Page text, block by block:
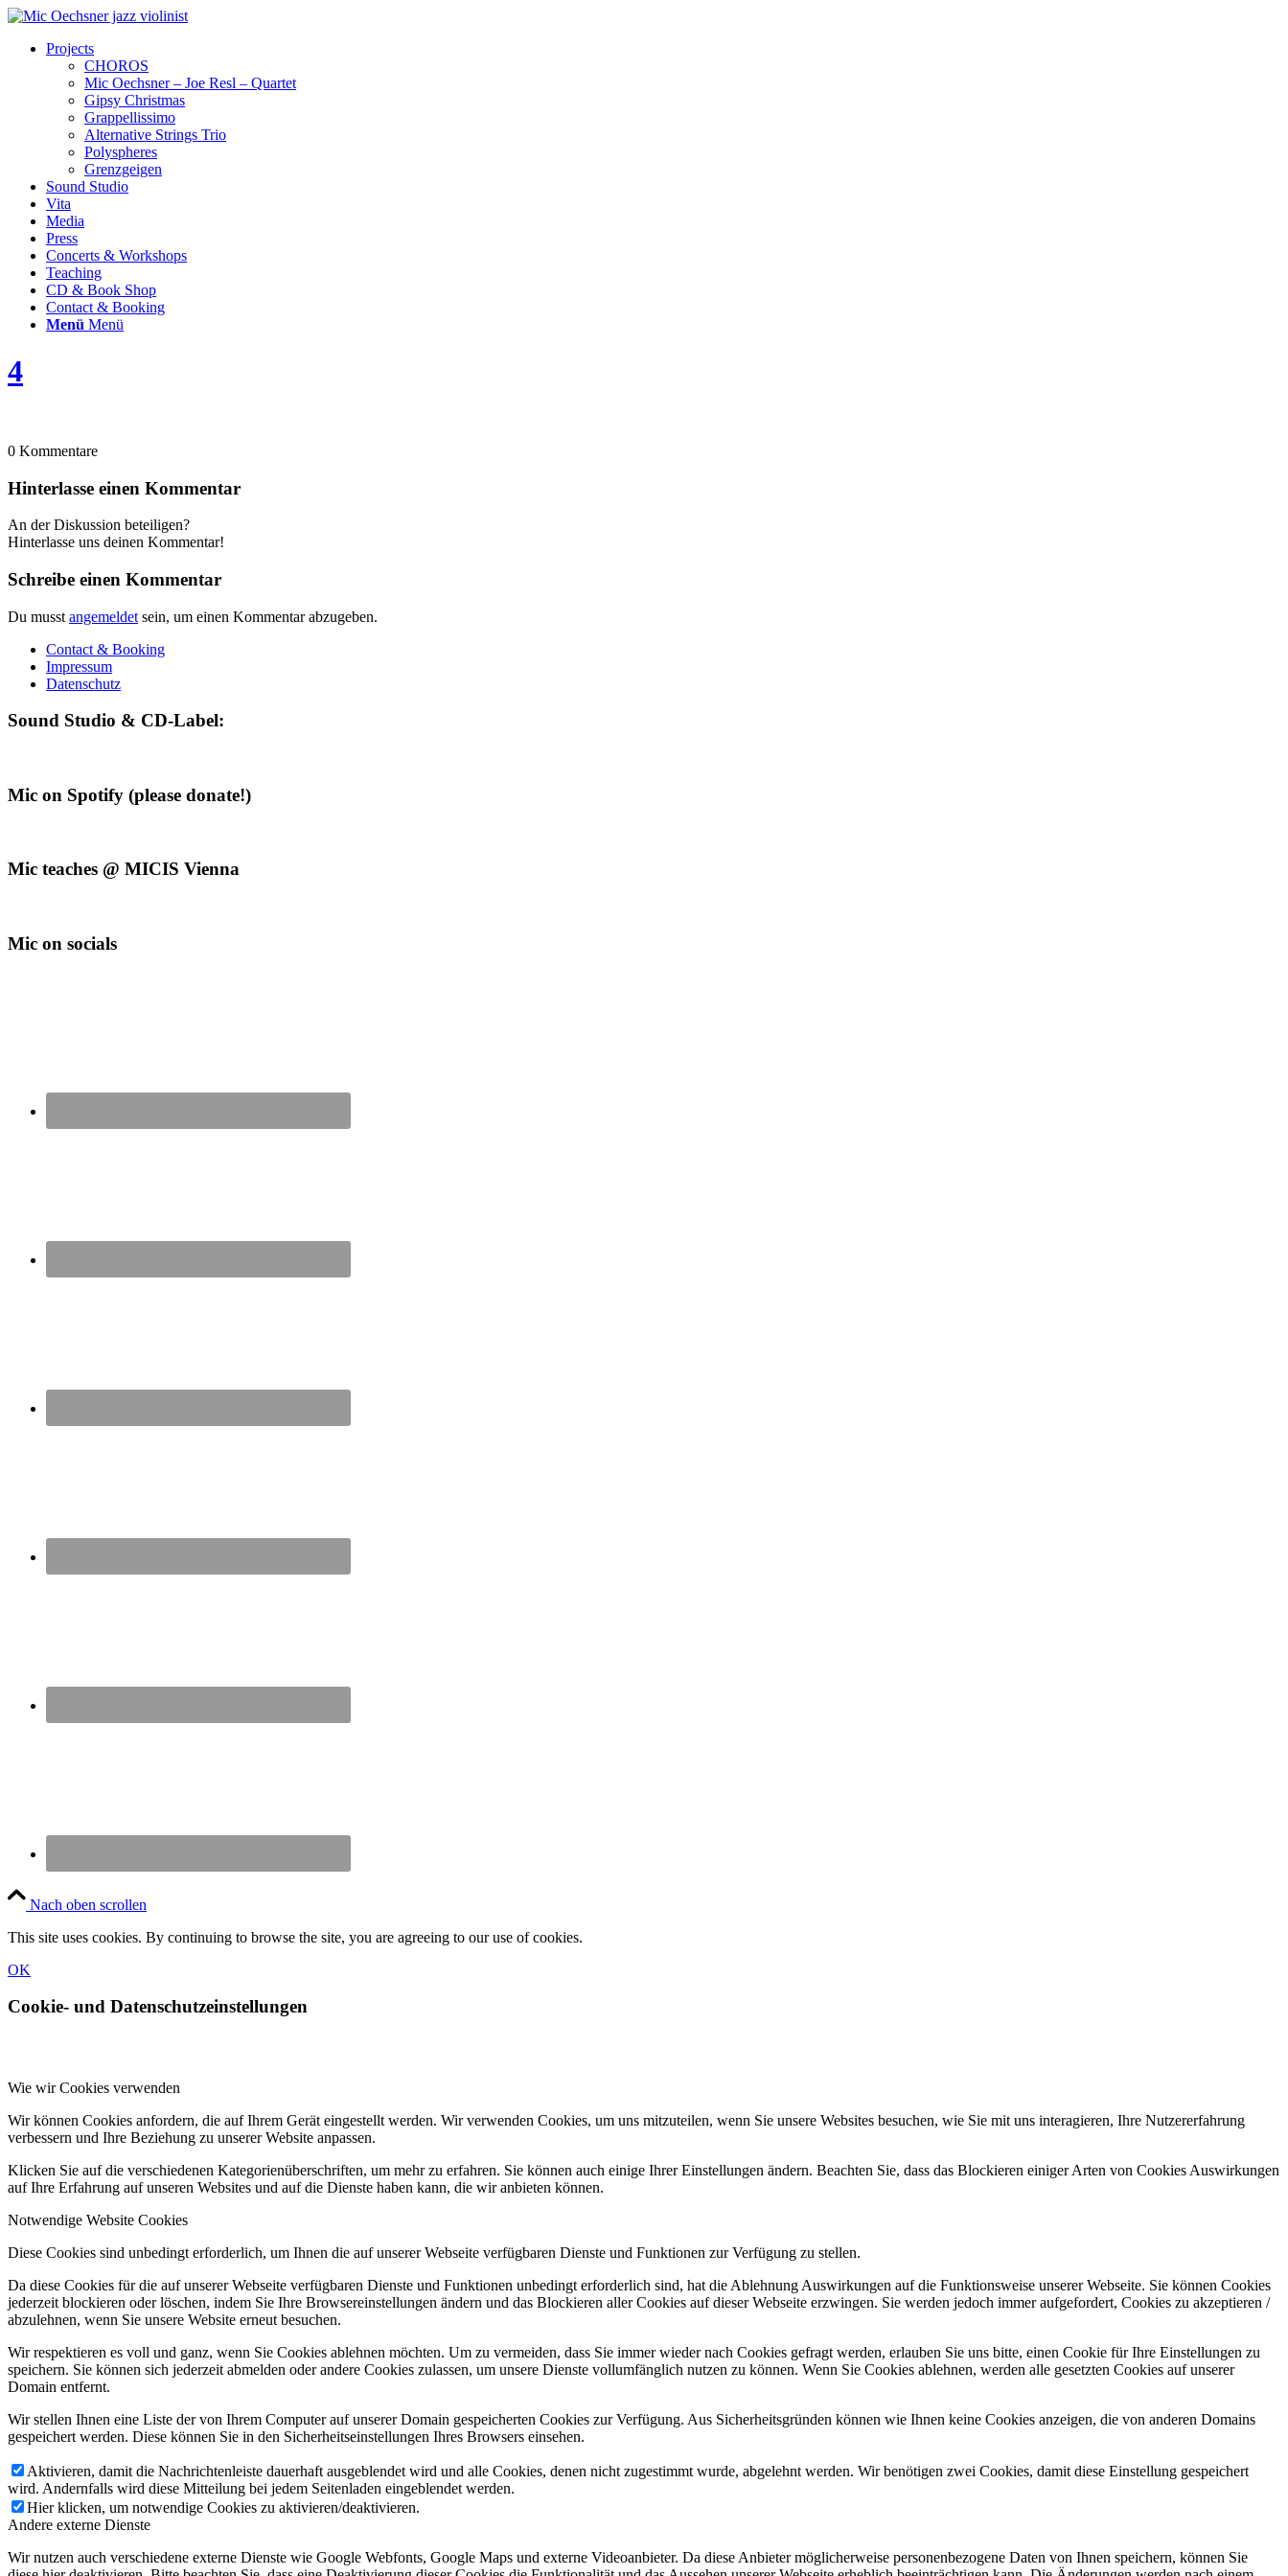
Projects
CHOROS
Mic Oechsner – Joe Resl – Quartet
Gipsy Christmas
Grappellissimo
Alternative Strings Trio
Polyspheres
Grenzgeigen
Sound Studio
Vita
Media
Press
Concerts & Workshops
Teaching
CD & Book Shop
Contact & Booking
Menü Menü
4
0 Kommentare
Hinterlasse einen Kommentar
An der Diskussion beteiligen?
Hinterlasse uns deinen Kommentar!
Schreibe einen Kommentar
Du musst angemeldet sein, um einen Kommentar abzugeben.
Contact & Booking
Impressum
Datenschutz
Sound Studio & CD-Label:
Mic on Spotify (please donate!)
Mic teaches @ MICIS Vienna
Mic on socials
Nach oben scrollen
This site uses cookies. By continuing to browse the site, you are agreeing to our use of cookies.
OK
Cookie- und Datenschutzeinstellungen
Wie wir Cookies verwenden
Wir können Cookies anfordern, die auf Ihrem Gerät eingestellt werden. Wir verwenden Cookies, um uns mitzuteilen, wenn Sie unsere Websites besuchen, wie Sie mit uns interagieren, Ihre Nutzererfahrung
verbessern und Ihre Beziehung zu unserer Website anpassen.
Klicken Sie auf die verschiedenen Kategorienüberschriften, um mehr zu erfahren. Sie können auch einige Ihrer Einstellungen ändern. Beachten Sie, dass das Blockieren einiger Arten von Cookies Auswirkungen
auf Ihre Erfahrung auf unseren Websites und auf die Dienste haben kann, die wir anbieten können.
Notwendige Website Cookies
Diese Cookies sind unbedingt erforderlich, um Ihnen die auf unserer Webseite verfügbaren Dienste und Funktionen zur Verfügung zu stellen.
Da diese Cookies für die auf unserer Webseite verfügbaren Dienste und Funktionen unbedingt erforderlich sind, hat die Ablehnung Auswirkungen auf die Funktionsweise unserer Webseite. Sie können Cookies
jederzeit blockieren oder löschen, indem Sie Ihre Browsereinstellungen ändern und das Blockieren aller Cookies auf dieser Webseite erzwingen. Sie werden jedoch immer aufgefordert, Cookies zu akzeptieren /
abzulehnen, wenn Sie unsere Website erneut besuchen.
Wir respektieren es voll und ganz, wenn Sie Cookies ablehnen möchten. Um zu vermeiden, dass Sie immer wieder nach Cookies gefragt werden, erlauben Sie uns bitte, einen Cookie für Ihre Einstellungen zu
speichern. Sie können sich jederzeit abmelden oder andere Cookies zulassen, um unsere Dienste vollumfänglich nutzen zu können. Wenn Sie Cookies ablehnen, werden alle gesetzten Cookies auf unserer
Domain entfernt.
Wir stellen Ihnen eine Liste der von Ihrem Computer auf unserer Domain gespeicherten Cookies zur Verfügung. Aus Sicherheitsgründen können wie Ihnen keine Cookies anzeigen, die von anderen Domains
gespeichert werden. Diese können Sie in den Sicherheitseinstellungen Ihres Browsers einsehen.
Aktivieren, damit die Nachrichtenleiste dauerhaft ausgeblendet wird und alle Cookies, denen nicht zugestimmt wurde, abgelehnt werden. Wir benötigen zwei Cookies, damit diese Einstellung gespeichert
wird. Andernfalls wird diese Mitteilung bei jedem Seitenladen eingeblendet werden.
Hier klicken, um notwendige Cookies zu aktivieren/deaktivieren.
Andere externe Dienste
Wir nutzen auch verschiedene externe Dienste wie Google Webfonts, Google Maps und externe Videoanbieter. Da diese Anbieter möglicherweise personenbezogene Daten von Ihnen speichern, können Sie